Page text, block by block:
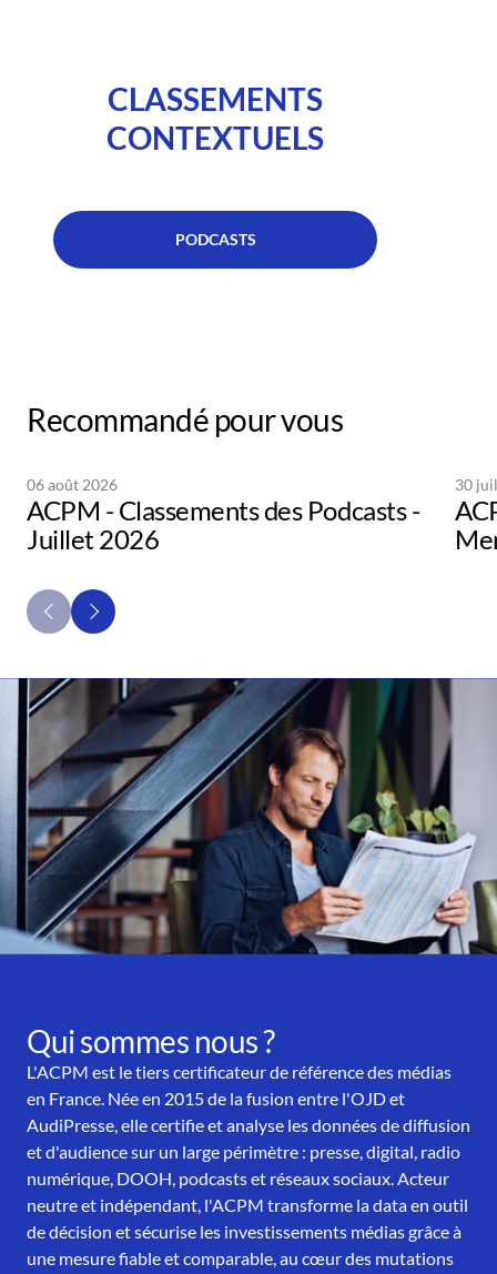
CLASSEMENTS
CONTEXTUELS
PODCASTS
Recommandé pour vous
06 août 2026
ACPM - Classements des Podcasts -
Juillet 2026
30
Qui sommes nous ?
L'ACPM est le tiers certificateur de référence des médias
en France. Née en 2015 de la fusion entre l'OJD et
AudiPresse, elle certifie et analyse les données de diffusion
et d'audience sur un large périmètre : presse, digital, radio
numérique, DOOH, podcasts et réseaux sociaux. Acteur
neutre et indépendant, l'ACPM transforme la data en outil
de décision et sécurise les investissements médias grâce à
une mesure fiable et comparable, au cœur des mutations